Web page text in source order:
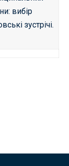
вибір
зустрічі.